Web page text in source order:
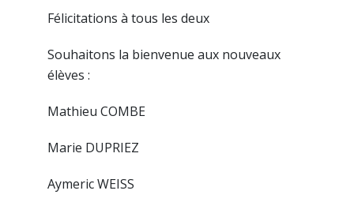
Félicitations à tous les deux
Souhaitons la bienvenue aux nouveaux
élèves :
Mathieu COMBE
Marie DUPRIEZ
Aymeric WEISS